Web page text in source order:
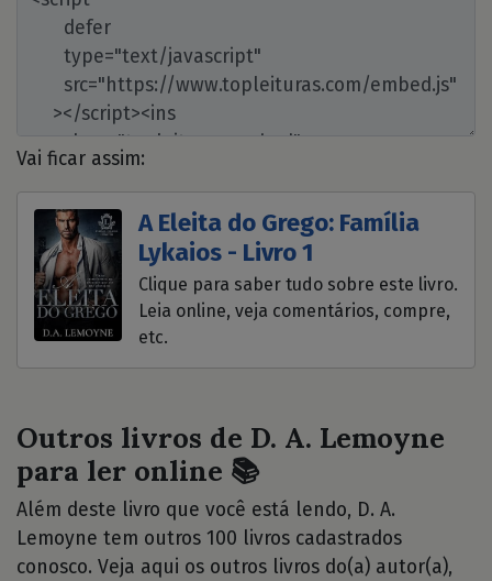
Vai ficar assim:
A Eleita do Grego: Família
Lykaios - Livro 1
Clique para saber tudo sobre este livro.
Leia online, veja comentários, compre,
etc.
Outros livros de D. A. Lemoyne
para ler online 📚
Além deste livro que você está lendo, D. A.
Lemoyne tem outros 100 livros cadastrados
conosco. Veja aqui os outros livros do(a) autor(a),